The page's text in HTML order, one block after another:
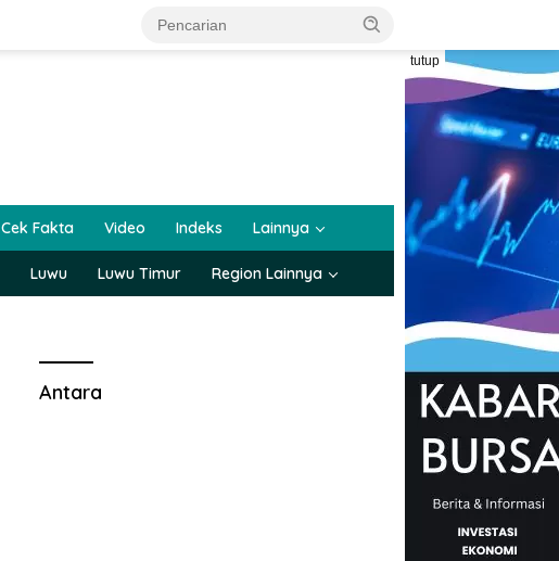
tutup
Cek Fakta Video Indeks Lainnya
Luwu Luwu Timur Region Lainnya
Antara